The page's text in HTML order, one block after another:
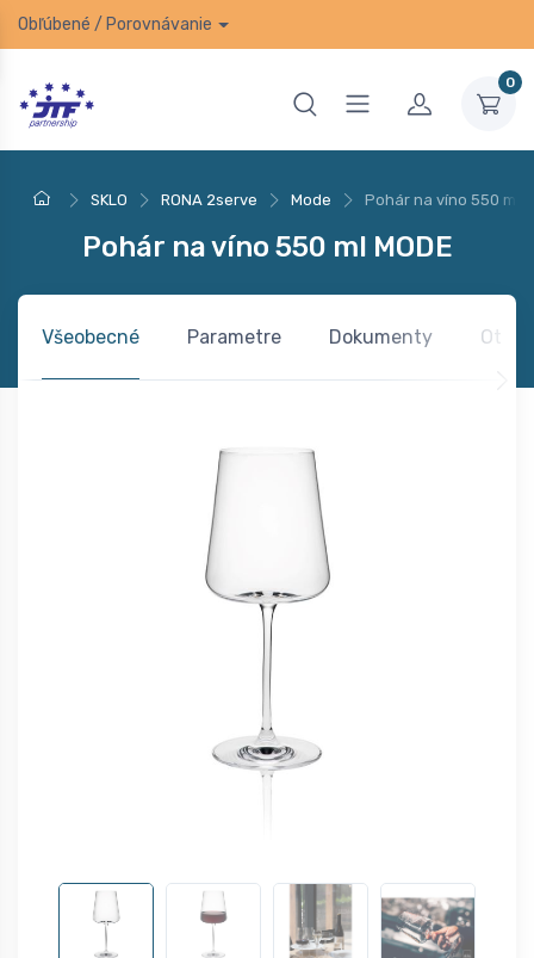
Obľúbené / Porovnávanie
0
SKLO RONA 2serve Mode Pohár na víno 550 ml
Pohár na víno 550 ml MODE
Všeobecné Parametre Dokumenty